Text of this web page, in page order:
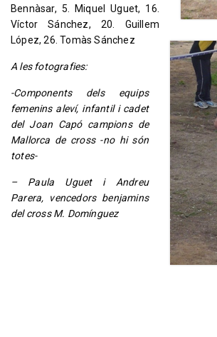
Bennàsar, 5. Miquel Uguet, 16.
Víctor Sánchez, 20. Guillem
López, 26. Tomàs Sánchez
A les fotografies:
-Components dels equips
femenins aleví, infantil i cadet
del Joan Capó campions de
Mallorca de cross -no hi són
totes-
– Paula Uguet i Andreu
Parera, vencedors benjamins
del cross M. Domínguez